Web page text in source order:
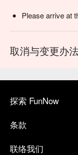
Please arrive at
取消与变更办
探索 FunNow
条款
联络我们